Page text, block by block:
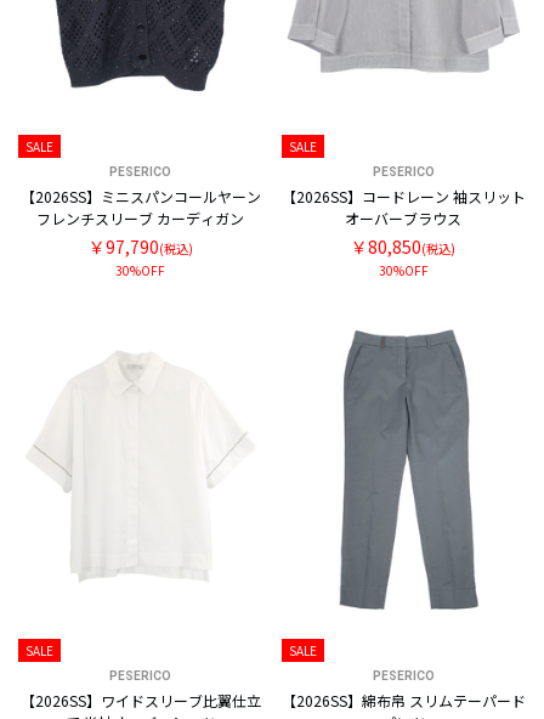
SALE
PESERICO
【2026SS】ミニスパンコールヤーン
フレンチスリーブ カーディガン
￥97,790(税込)
30%OFF
SALE
PESERICO
【2026SS】コードレーン 袖スリット
オーバーブラウス
￥80,850(税込)
30%OFF
SALE
PESERICO
【2026SS】ワイドスリーブ比翼仕立
SALE
PESERICO
【2026SS】綿布帛 スリムテーパード